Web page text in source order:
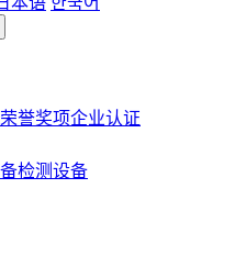
荣誉奖项企业认证
检测设备